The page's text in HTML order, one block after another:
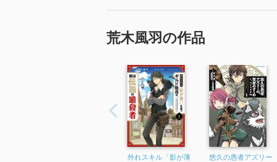
荒木風羽の作品
外れスキル「影が薄
悠久の愚者アズリー